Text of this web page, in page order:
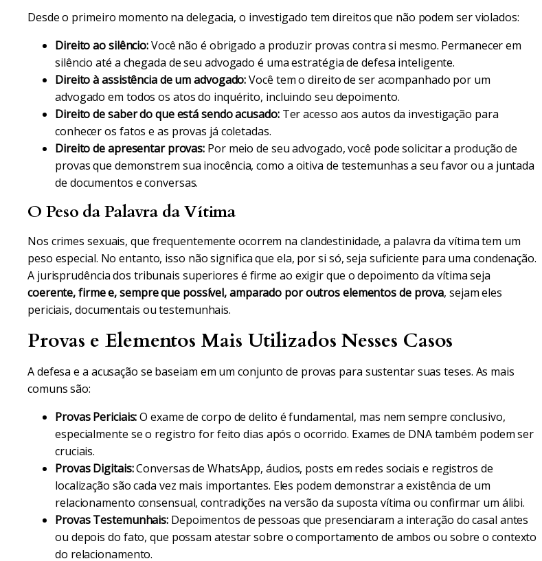
Desde o primeiro momento na delegacia, o investigado tem direitos que não podem ser violados:
Direito ao silêncio:Você não é obrigado a produzir provas contra si mesmo. Permanecer em
silêncio até a chegada de seu advogado é uma estratégia de defesa inteligente.
Direito à assistência de um advogado:Você tem o direito de ser acompanhado por um
advogado em todos os atos do inquérito, incluindo seu depoimento.
Direito de saber do que está sendo acusado:Ter acesso aos autos da investigação para
conhecer os fatos e as provas já coletadas.
Direito de apresentar provas: Por meio de seu advogado, você pode solicitar a produção de
provas que demonstrem sua inocência, como a oitiva de testemunhas a seu favor ou a juntada
de documentos e conversas.
O Peso da Palavra da Vítima
Nos crimes sexuais, que frequentemente ocorrem na clandestinidade, a palavra da vítima tem um
peso especial. No entanto, isso não significa que ela, por si só, seja suficiente para uma condenação.
A jurisprudência dos tribunais superiores é firme ao exigir que o depoimento da vítima seja
coerente, firme e, sempre que possível, amparado por outros elementos de prova, sejam eles
periciais, documentais ou testemunhais.
Provas e Elementos Mais Utilizados Nesses Casos
A defesa e a acusação se baseiam em um conjunto de provas para sustentar suas teses. As mais
comuns são:
Provas Periciais:O exame de corpo de delito é fundamental, mas nem sempre conclusivo,
especialmente se o registro for feito dias após o ocorrido. Exames de DNA também podem ser
cruciais.
Provas Digitais:Conversas de WhatsApp, áudios, posts em redes sociais e registros de
localização são cada vez mais importantes. Eles podem demonstrar a existência de um
relacionamento consensual, contradições na versão da suposta vítima ou confirmar um álibi.
Provas Testemunhais: Depoimentos de pessoas que presenciaram a interação do casal antes
ou depois do fato, que possam atestar sobre o comportamento de ambos ou sobre o contexto
do relacionamento.